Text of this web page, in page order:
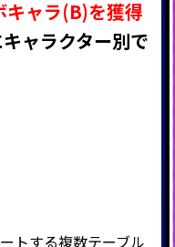
ャラ(B)を獲得
ャラクター別で
トする複数テーブル